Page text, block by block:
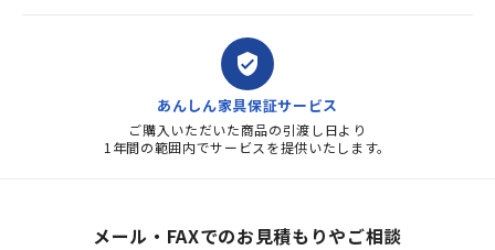
verified_user
あんしん家具保証サービス
ご購入いただいた商品の引渡し日より
1年間の範囲内でサービスを提供いたします。
メール・FAXでのお見積もりやご相談